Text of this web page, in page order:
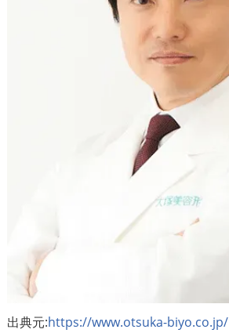
出典元:https://www.otsuka-biyo.co.jp/